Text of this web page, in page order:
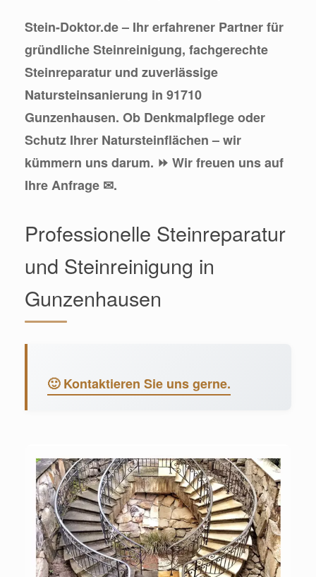
Stein-Doktor.de – Ihr erfahrener Partner für
gründliche Steinreinigung, fachgerechte
Steinreparatur und zuverlässige
Natursteinsanierung in 91710
Gunzenhausen. Ob Denkmalpflege oder
Schutz Ihrer Natursteinflächen – wir
kümmern uns darum. ⏩ Wir freuen uns auf
Ihre Anfrage ✉.
Professionelle Steinreparatur
und Steinreinigung in
Gunzenhausen
🙂 Kontaktieren Sie uns gerne.